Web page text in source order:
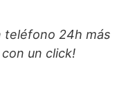
teléfono 24h más
un click!